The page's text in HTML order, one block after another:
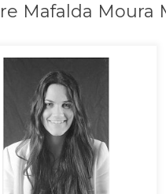
Mafalda Moura